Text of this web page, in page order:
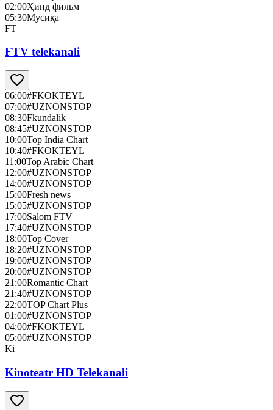
02:00Ҳинд фильм
05:30Мусиқа
FT
FTV telekanali
06:00#FKOKTEYL
07:00#UZNONSTOP
08:30Fkundalik
08:45#UZNONSTOP
10:00Top India Chart
10:40#FKOKTEYL
11:00Top Arabic Chart
12:00#UZNONSTOP
14:00#UZNONSTOP
15:00Fresh news
15:05#UZNONSTOP
17:00Salom FTV
17:40#UZNONSTOP
18:00Top Cover
18:20#UZNONSTOP
19:00#UZNONSTOP
20:00#UZNONSTOP
21:00Romantic Chart
21:40#UZNONSTOP
22:00TOP Chart Plus
01:00#UZNONSTOP
04:00#FKOKTEYL
05:00#UZNONSTOP
Ki
Kinoteatr HD Telekanali